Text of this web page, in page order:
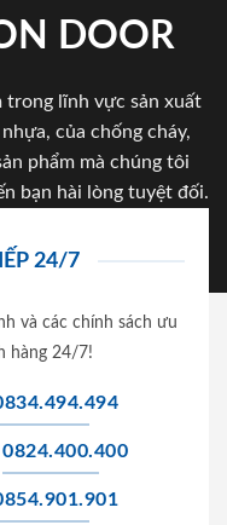
DOOR
trong lĩnh vực sản xuất
của chống cháy,
phẩm mà chúng tôi
bạn hài lòng tuyệt đối.
24/7
và các chính sách ưu
hàng 24/7!
0824.400.400